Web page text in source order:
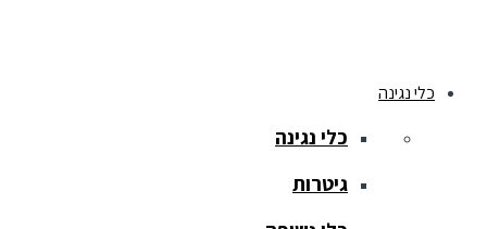
כלי נגינה
כלי נגינה
גיטרות